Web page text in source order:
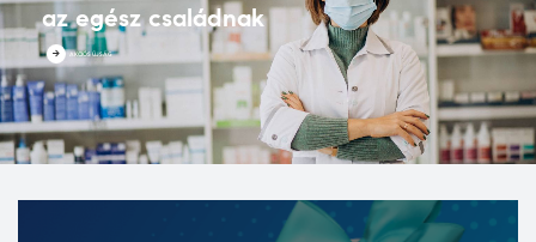
AKCIÓS ÚJSÁG
az egész családnak